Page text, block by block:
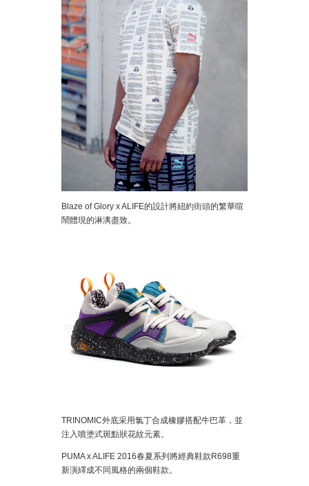
Blaze of Glory x ALIFE的設計將紐約街頭的繁華喧
鬧體現的淋漓盡致。
TRINOMIC外底采用氯丁合成橡膠搭配牛巴革，並
注入噴塗式斑點狀花紋元素。
PUMA x ALIFE 2016春夏系列將經典鞋款R698重
新演繹成不同風格的兩個鞋款。